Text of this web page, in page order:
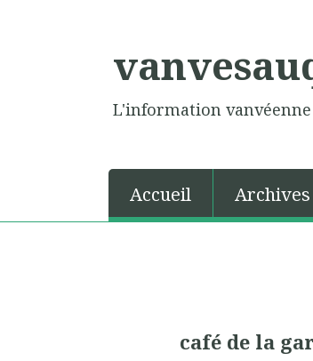
L'information
Accueil Archives
café de la